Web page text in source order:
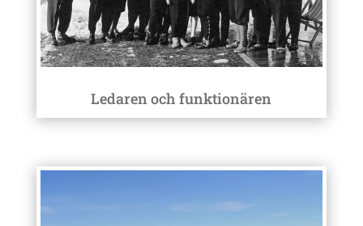
Ledaren och funktionären